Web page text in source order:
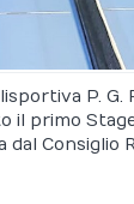
P. G.
il primo Stage
Consiglio